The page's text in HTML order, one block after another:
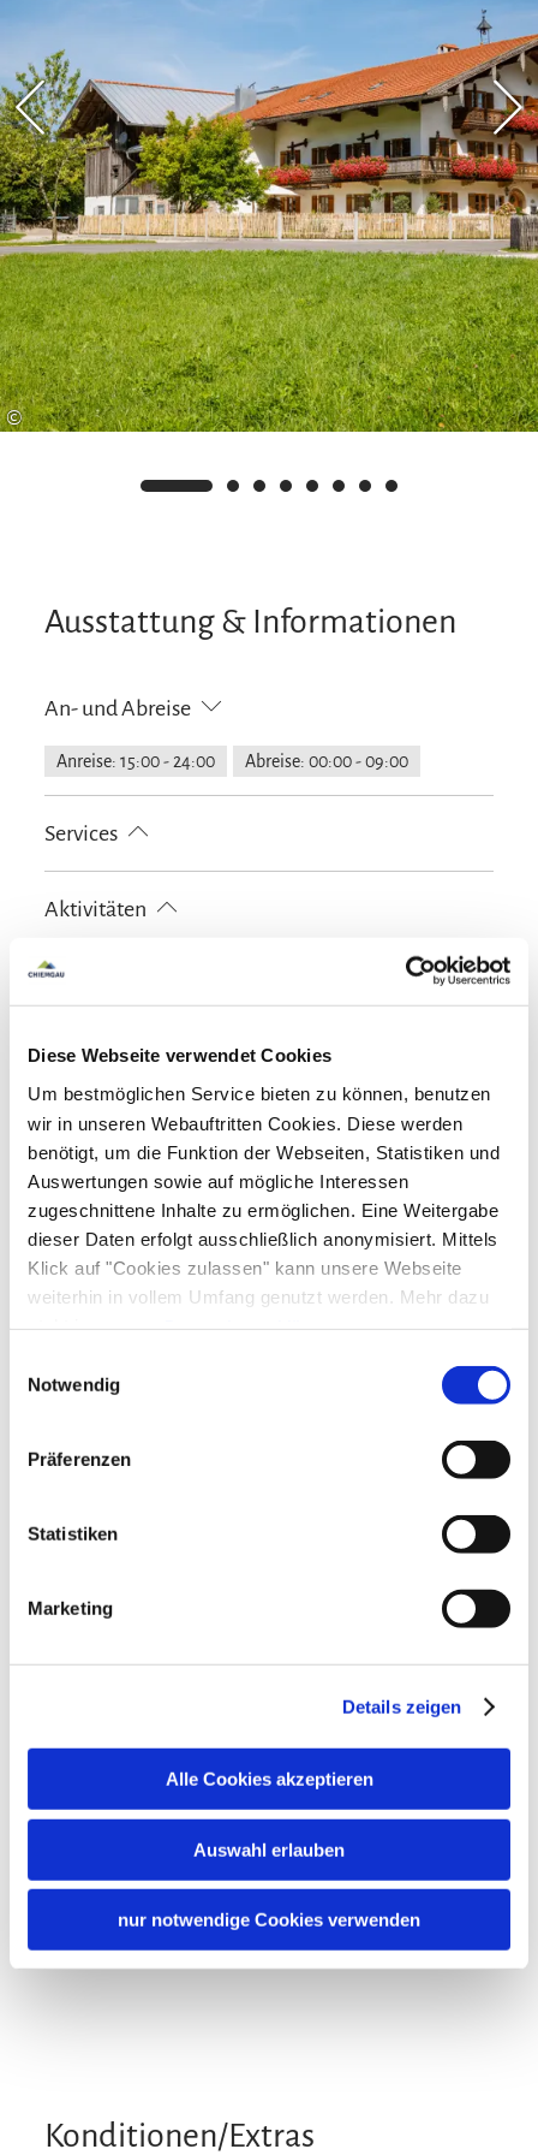
Diese Webseite verwendet Cookies
Um bestmöglichen Service bieten zu können, benutzen
wir in unseren Webauftritten Cookies. Diese werden
benötigt, um die Funktion der Webseiten, Statistiken und
Auswertungen sowie auf mögliche Interessen
zugeschnittene Inhalte zu ermöglichen. Eine Weitergabe
dieser Daten erfolgt ausschließlich anonymisiert. Mittels
Klick auf "Cookies zulassen" kann unsere Webseite
weiterhin in vollem Umfang genutzt werden. Mehr dazu
steht in unserer Datenschutzerklärung.
gelistet.
Notwendig
Präferenzen
Statistiken
Marketing
Details zeigen
Alle Cookies akzeptieren
Auswahl erlauben
nur notwendige Cookies verwenden
Karte, mit der Sie zahlreiche kostenlose
Angebote in und um Ruhpolding genießen
können. Sie haben u.a. Zugang zu Bergbahnen,
Skiliften und Erlebnisbädern sowie zu
verschiedenen Museen und geführten
Wanderungen. Auch ein kostenloser Radverleih
und die Nutzung öffentlicher Verkehrsmittel wie
der regionalen Busse und der Bayerischen
Regiobahn zwischen Ruhpolding und Traunstein
stehen Ihnen zur Verfügung. So können Sie die
Region in vollen Zügen erleben und sich
überraschen lassen. Auf Wunsch senden wir
©
Ausstattung & Informationen
An- und Abreise
Anreise: 15:00 - 24:00 Abreise: 00:00 - 09:00
Services
Aktivitäten
Ausstattung
Familienangebote
Kinderspielplatz
Kostenfreies Babybett von 0-2 Jahren
Richtlinien
Haustiere erlaubt
Kinder willkommen
Nichtraucherunterkunft (Alle öffentlichen und privaten
Bereiche sind Nichtraucherzonen)
Radfahren
Fahrradgarage abschließbar
Frühstück
Sonnenstühle/-liegen
Verpflegung
Zusatzleistungen
Konditionen/Extras